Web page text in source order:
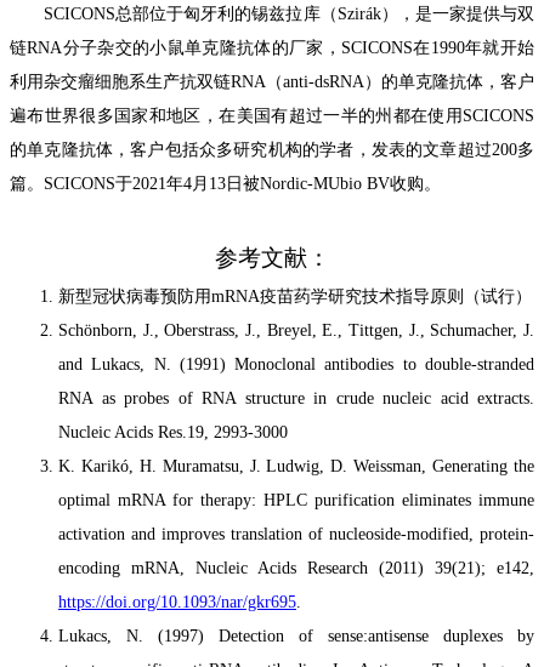
SCICONS总部位于匈牙利的锡兹拉库（ Szirák），是一家提供与双
链RNA分子杂交的小鼠单克隆抗体的厂家， SCICONS在1990年就开始
利用杂交瘤细胞系生产抗双链RNA （anti-dsRNA）的单克隆抗体， 客户
遍布世界很多国家和地区，在美国有超过一半的州都在使用 SCICONS
的单克隆抗体 ，客户包括众多研究机构的学者，发表的文章超过200多
篇。 SCICONS于2021年4月 13 日被Nordic-MUbio BV收购。
参考文献：
新型冠状病毒预防用mRNA疫苗药学研究技术指导原则（试行）
Schönborn, J., Oberstrass, J., Breyel, E., Tittgen, J., Schumacher, J.
and Lukacs, N. (1991) Monoclonal antibodies to double-stranded
RNA as probes of RNA structure in crude nucleic acid extracts.
Nucleic Acids Res.19, 2993-3000
K. Karikó, H. Muramatsu, J. Ludwig, D. Weissman, Generating the
optimal mRNA for therapy: HPLC purification eliminates immune
activation and improves translation of nucleoside-modified, protein-
encoding mRNA, Nucleic Acids Research (2011) 39(21); e142,
https://doi.org/10.1093/nar/gkr695.
Lukacs, N. (1997) Detection of sense:antisense duplexes by